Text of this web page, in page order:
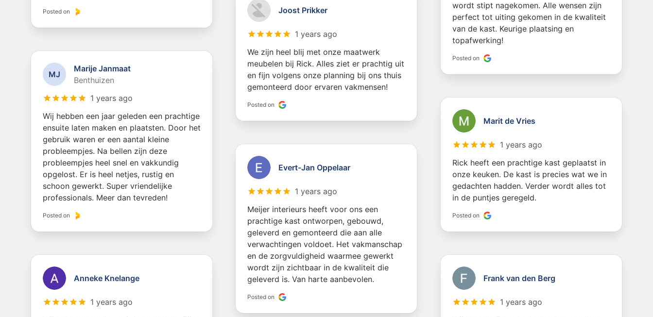
Posted on
wordt stipt nagekomen. Alle wensen zijn
perfect tot uiting gekomen in de kwaliteit
van de kast. Keurige plaatsing en
topafwerking!
Posted on
Joost Prikker
1 years ago
We zijn heel blij met onze maatwerk
meubelen bij Rick. Alles ziet er prachtig uit
en fijn volgens onze planning bij ons thuis
gemonteerd door ervaren vakmensen!
Posted on
MJ
Marije Janmaat
Benthuizen
1 years ago
Wij hebben een jaar geleden een prachtige
ensuite laten maken en plaatsten. Door het
gebruik waren er een aantal kleine
probleempjes. Na bellen zijn deze
probleempjes heel snel en vakkundig
opgelost. Er is heel netjes, rustig en
schoon gewerkt. Super vriendelijke
professionals. Meer dan tevreden!
Posted on
Marit de Vries
1 years ago
Rick heeft een prachtige kast geplaatst in
onze keuken. De kast is precies wat we in
gedachten hadden. Verder wordt alles tot
in de puntjes geregeld.
Posted on
Evert-Jan Oppelaar
1 years ago
Meijer interieurs heeft voor ons een
prachtige kast ontworpen, gebouwd,
geleverd en gemonteerd die aan alle
verwachtingen voldoet. Het vakmanschap
en de zorgvuldigheid waarmee gewerkt
wordt zijn zichtbaar in de kwaliteit die
geleverd is. Van harte aanbevolen.
Posted on
Anneke Knelange
1 years ago
Frank van den Berg
1 years ago